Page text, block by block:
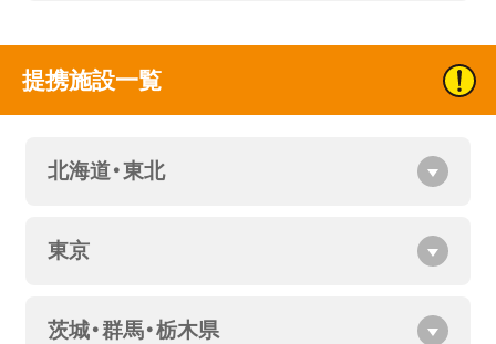
提携施設一覧
北海道・東北
東京
茨城・群馬・栃木県